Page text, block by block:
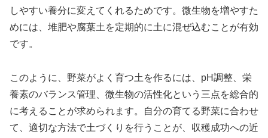
しやすい養分に変えてくれるためです。微生物を増やすた
めには、堆肥や腐葉土を定期的に土に混ぜ込むことが有効
です。
このように、野菜がよく育つ土を作るには、pH調整、栄
養素のバランス管理、微生物の活性化という三点を総合的
に考えることが求められます。自分の育てる野菜に合わせ
て、適切な方法で土づくりを行うことが、収穫成功への近